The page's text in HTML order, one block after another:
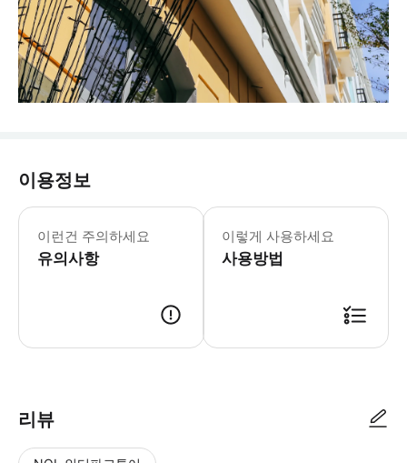
이용정보
이런건 주의하세요
유의사항
이렇게 사용하세요
사용방법
리뷰